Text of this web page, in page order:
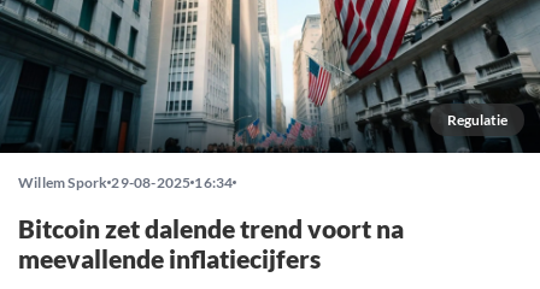
Regulatie
Willem Spork 29-08-2025 16:34
Bitcoin zet dalende trend voort na
meevallende inflatiecijfers